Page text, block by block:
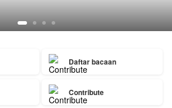
Daftar bacaan
Contribute